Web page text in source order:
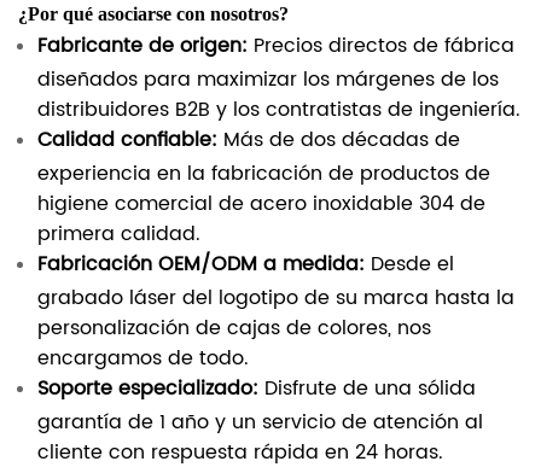
¿Por qué asociarse con nosotros?
Fabricante de origen: Precios directos de fábrica
diseñados para maximizar los márgenes de los
distribuidores B2B y los contratistas de ingeniería.
Calidad confiable: Más de dos décadas de
experiencia en la fabricación de productos de
higiene comercial de acero inoxidable 304 de
primera calidad.
Fabricación OEM/ODM a medida: Desde el
grabado láser del logotipo de su marca hasta la
personalización de cajas de colores, nos
encargamos de todo.
Soporte especializado: Disfrute de una sólida
garantía de 1 año y un servicio de atención al
cliente con respuesta rápida en 24 horas.